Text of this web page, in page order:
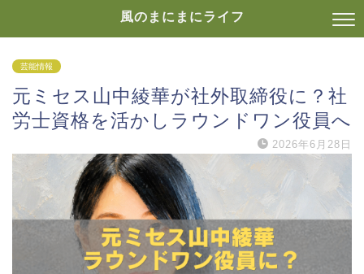
風のまにまにライフ
芸能情報
元ミセス山中綾華が社外取締役に？社
労士資格を活かしラウンドワン役員へ
2026年6月28日